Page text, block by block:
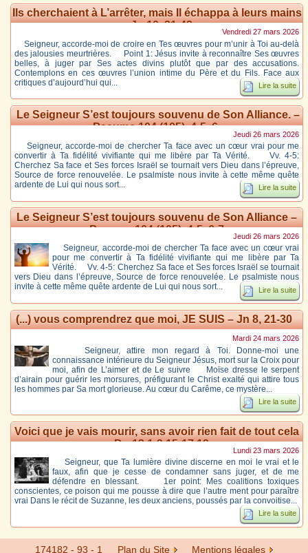
Ils cherchaient à L’arrêter, mais Il échappa à leurs mains
– Jn 10, 31-42
Vendredi 27 mars 2026
Seigneur, accorde-moi de croire en Tes œuvres pour m’unir à Toi au-delà
des jalousies meurtrières. Point 1: Jésus invite à reconnaître Ses œuvres
belles, à juger par Ses actes divins plutôt que par des accusations.
Contemplons en ces œuvres l’union intime du Père et du Fils. Face aux
critiques d’aujourd’hui qui...
Lire la suite
Le Seigneur S’est toujours souvenu de Son Alliance. –
Psaume 104 (105), 4-5, 6-
Jeudi 26 mars 2026
Seigneur, accorde-moi de chercher Ta face avec un cœur vrai pour me
convertir à Ta fidélité vivifiante qui me libère par Ta Vérité. Vv. 4-5:
Cherchez Sa face et Ses forces Israël se tournait vers Dieu dans l’épreuve,
Source de force renouvelée. Le psalmiste nous invite à cette même quête
ardente de Lui qui nous sort...
Lire la suite
Le Seigneur S’est toujours souvenu de Son Alliance –
Psaume 104 (105), 4-5, 6-7
Jeudi 26 mars 2026
Seigneur, accorde-moi de chercher Ta face avec un cœur vrai
pour me convertir à Ta fidélité vivifiante qui me libère par Ta
Vérité. Vv. 4-5: Cherchez Sa face et Ses forces Israël se tournait
vers Dieu dans l’épreuve, Source de force renouvelée. Le psalmiste nous
invite à cette même quête ardente de Lui qui nous sort...
Lire la suite
(...) vous comprendrez que moi, JE SUIS – Jn 8, 21-30
Mardi 24 mars 2026
Seigneur, attire mon regard à Toi. Donne‑moi une
connaissance intérieure du Seigneur Jésus, mort sur la Croix pour
moi, afin de L’aimer et de Le suivre Moïse dresse le serpent
d’airain pour guérir les morsures, préfigurant le Christ exalté qui attire tous
les hommes par Sa mort glorieuse. Au cœur du Carême, ce mystère...
Lire la suite
Voici que je vais mourir, sans avoir rien fait de tout cela
– Dn 13,1-9.15-17.19
Lundi 23 mars 2026
Seigneur, que Ta lumière divine discerne en moi le vrai et le
faux, afin que je cesse de condamner sans juger, et de me
défendre en blessant. 1er point: Mes coalitions toxiques
conscientes, ce poison qui me pousse à dire que l’autre ment pour paraître
vrai Dans le récit de Suzanne, les deux anciens, poussés par la convoitise...
Lire la suite
174182 - 93 - 1 Plan du Site Mentions légales